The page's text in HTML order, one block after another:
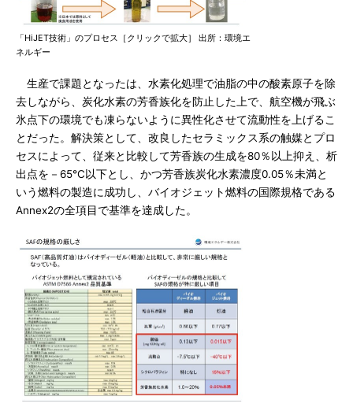
「HiJET技術」のプロセス［クリックで拡大］ 出所：環境エ
ネルギー
生産で課題となったは、水素化処理で油脂の中の酸素原子を除
去しながら、炭化水素の芳香族化を防止した上で、航空機が飛ぶ
氷点下の環境でも凍らないように異性化させて流動性を上げるこ
とだった。解決策として、改良したセラミックス系の触媒とプロ
セスによって、従来と比較して芳香族の生成を80％以上抑え、析
出点を－65℃以下とし、かつ芳香族炭化水素濃度0.05％未満と
いう燃料の製造に成功し、バイオジェット燃料の国際規格である
Annex2の全項目で基準を達成した。